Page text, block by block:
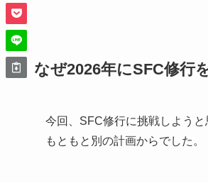
なぜ2026年にSFC修行
今回、SFC修行に挑戦しようと
もともと別の計画からでした。